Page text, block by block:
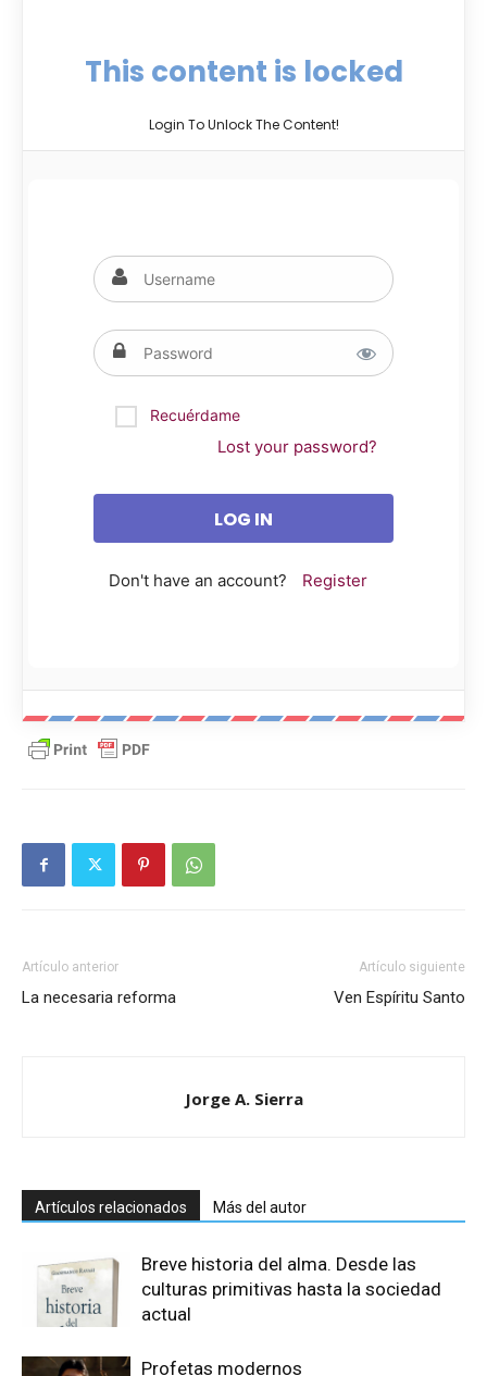
This content is locked
Login To Unlock The Content!
Recuérdame
Lost your password?
Don't have an account? Register
Artículo anterior
La necesaria reforma
Artículo siguiente
Ven Espíritu Santo
Jorge A. Sierra
Artículos relacionados Más del autor
Breve historia del alma. Desde las
culturas primitivas hasta la sociedad
actual
Profetas modernos